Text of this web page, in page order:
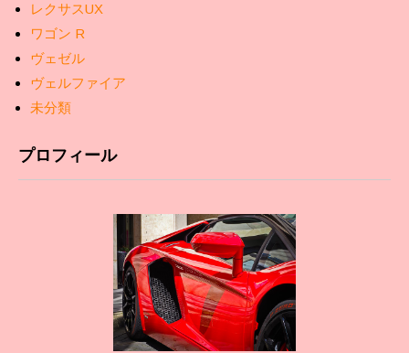
レクサスUX
ワゴン R
ヴェゼル
ヴェルファイア
未分類
プロフィール